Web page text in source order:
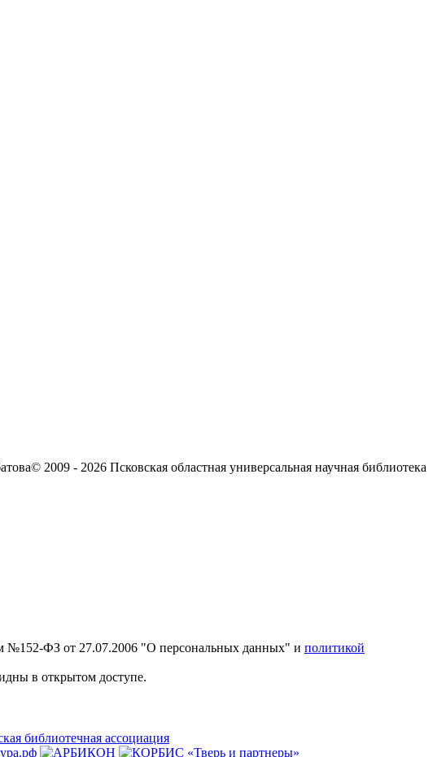
© 2009 - 2026 Псковская областная универсальная научная библиотека
№152-ФЗ от 27.07.2006 "О персональных данных" и политикой
в открытом доступе.